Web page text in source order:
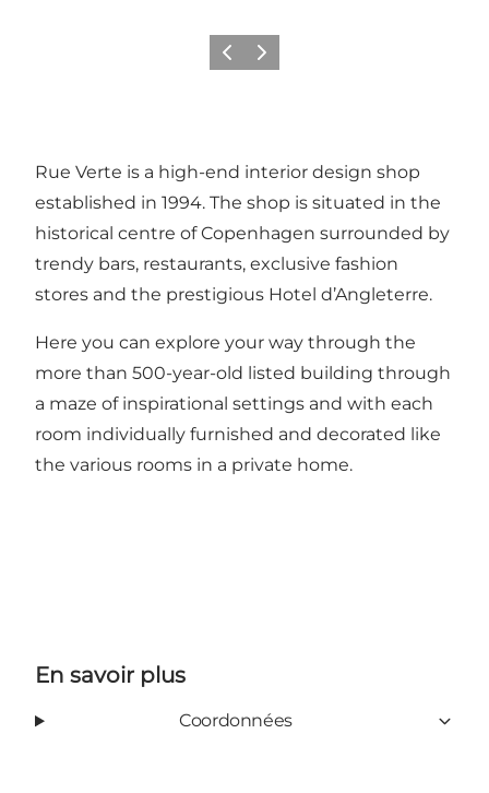
PrécédentSuivant
Rue Verte is a high-end interior design shop
established in 1994. The shop is situated in the
historical centre of Copenhagen surrounded by
trendy bars, restaurants, exclusive fashion
stores and the prestigious Hotel d’Angleterre.
Here you can explore your way through the
more than 500-year-old listed building through
a maze of inspirational settings and with each
room individually furnished and decorated like
the various rooms in a private home.
En savoir plus
Coordonnées